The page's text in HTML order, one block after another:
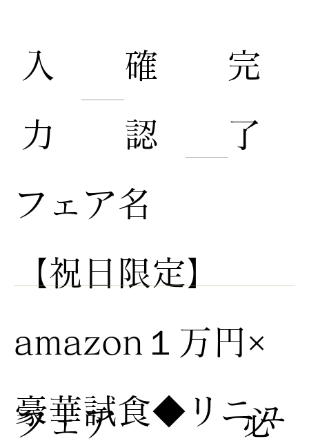
​フェア名
​必
​フェア
【祝日限定】
amazon１万円×
豪華試食◆リニュ
​入
力
​確
認
​完
了